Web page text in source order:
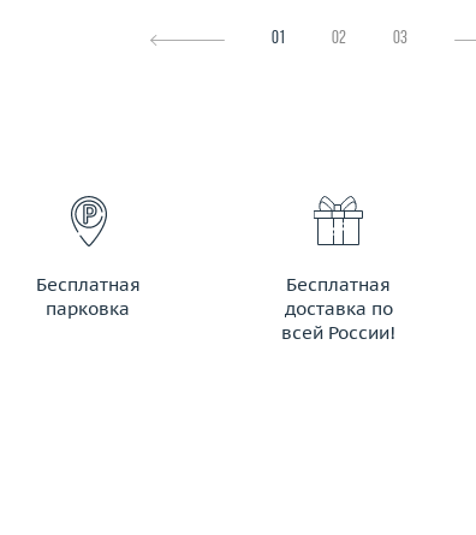
01 02 03
Бесплатная
парковка
Бесплатная
доставка по
всей России!